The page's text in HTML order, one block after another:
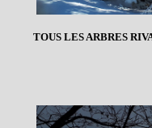
TOUS LES ARBRES